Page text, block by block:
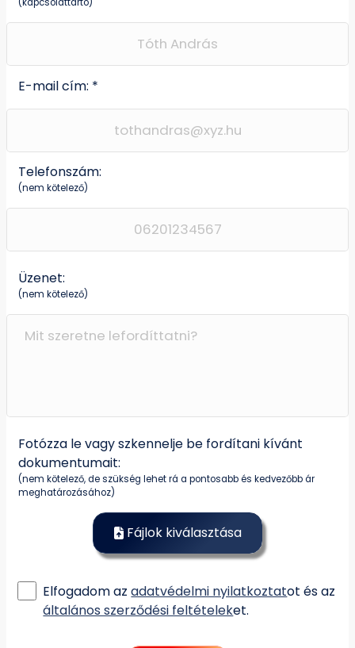
E-mail cím: *
Telefonszám:
(nem kötelező)
Üzenet:
(nem kötelező)
Fotózza le vagy szkennelje be fordítani kívánt
dokumentumait:
(nem kötelező, de szükség lehet rá a pontosabb és kedvezőbb ár
meghatározásához)
Fájlok kiválasztása
Elfogadom azadatvédelmi nyilatkoztatot és az
általános szerződési feltételeket.